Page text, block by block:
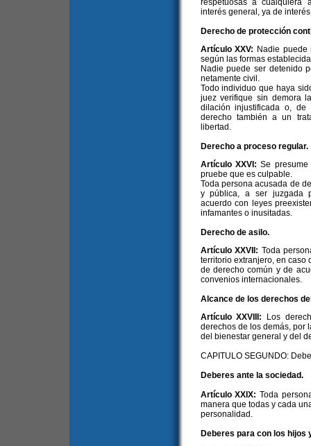
respetuosas a cualquiera
interés general, ya de
Derecho de protección
Artículo XXV: Nadie
según las formas
Nadie puede ser detenido
netamente civil.
Todo individuo que haya
juez verifique sin demora
dilación injustificada o,
derecho también a un
libertad.
Derecho a proceso regular.
Artículo XXVI:Se
pruebe que es culpable.
Toda persona acusada de
y pública, a ser juzgada
acuerdo con leyes
infamantes o inusitadas.
Derecho de asilo.
Artículo XXVII: Toda
territorio extranjero, en caso
de derecho común y de
convenios internacionales.
Alcance de los derechos
Artículo XXVIII:
Los
derechos de los demás, por
del bienestar general y del
CAPITULO SEGUNDO:
Deberes ante la sociedad.
Artículo XXIX:Toda
manera que todas y cada
personalidad.
Deberes para con los hijos